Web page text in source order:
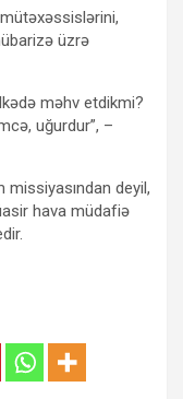
üzrə
məhv etdikmi?
uğurdur”, –
deyil,
hava müdafiə